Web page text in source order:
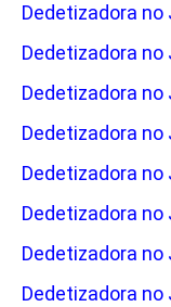
Dedetizadora no
Dedetizadora
Dedetizadora
Dedetizadora no
Dedetizadora
Dedetizadora
Dedetizadora no
Dedetizadora no